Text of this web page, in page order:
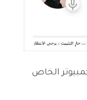
الخاص